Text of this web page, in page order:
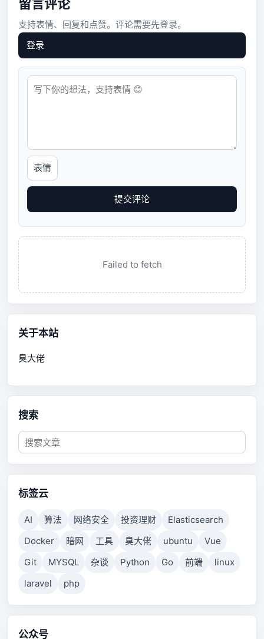
留言评论
支持表情、回复和点赞。评论需要先登录。
登录
表情
提交评论
Failed to fetch
关于本站
臭大佬
搜索
标签云
AI 算法 网络安全 投资理财
Elasticsearch
Docker
暗网 工具 臭大佬 ubuntu
Vue
Git
MYSQL 杂谈 Python Go 前端
linux
laravel
php
公众号